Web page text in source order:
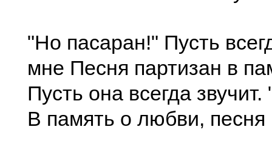
"Но пасаран!" Пусть
мне Песня партизан в
Пусть она всегда
В память о любви, песня